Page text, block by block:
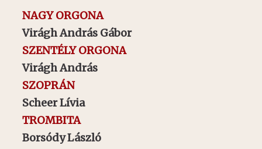
NAGY ORGONA
Virágh András Gábor
SZENTÉLY ORGONA
Virágh András
SZOPRÁN
Scheer Lívia
TROMBITA
Borsódy László